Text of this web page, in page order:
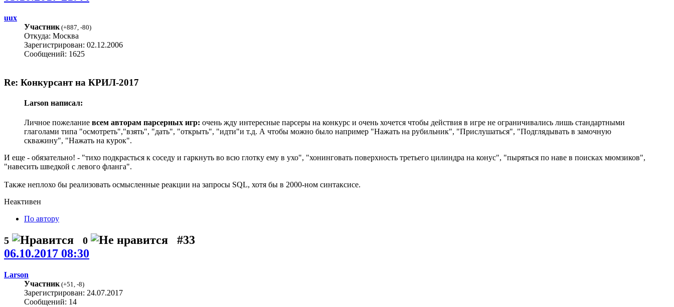
uux
Участник(+887, -80)
Откуда: Москва
Зарегистрирован: 02.12.2006
Сообщений: 1625
Re: Конкурсант на КРИЛ-2017
Larson написал:
Личное пожелание всем авторам парсерных игр: очень жду интересные парсеры на конкурс и очень хочется чтобы действия в игре не ограничивались лишь стандартными
глаголами типа "осмотреть","взять", "дать", "открыть", "идти"и т.д. А чтобы можно было например "Нажать на рубильник", "Прислушаться", "Подглядывать в замочную
скважину", "Нажать на курок".
И еще - обязательно! - "тихо подкрасться к соседу и гаркнуть во всю глотку ему в ухо", "хонинговать поверхность третьего цилиндра на конус", "пыряться по наве в поисках мюмзиков",
"навесить шведкой с левого фланга".
Также неплохо бы реализовать осмысленные реакции на запросы SQL, хотя бы в 2000-ном синтаксисе.
Неактивен
По автору
5 0
#33
06.10.2017 08:30
Larson
Участник(+51, -8)
Зарегистрирован: 24.07.2017
Сообщений: 14